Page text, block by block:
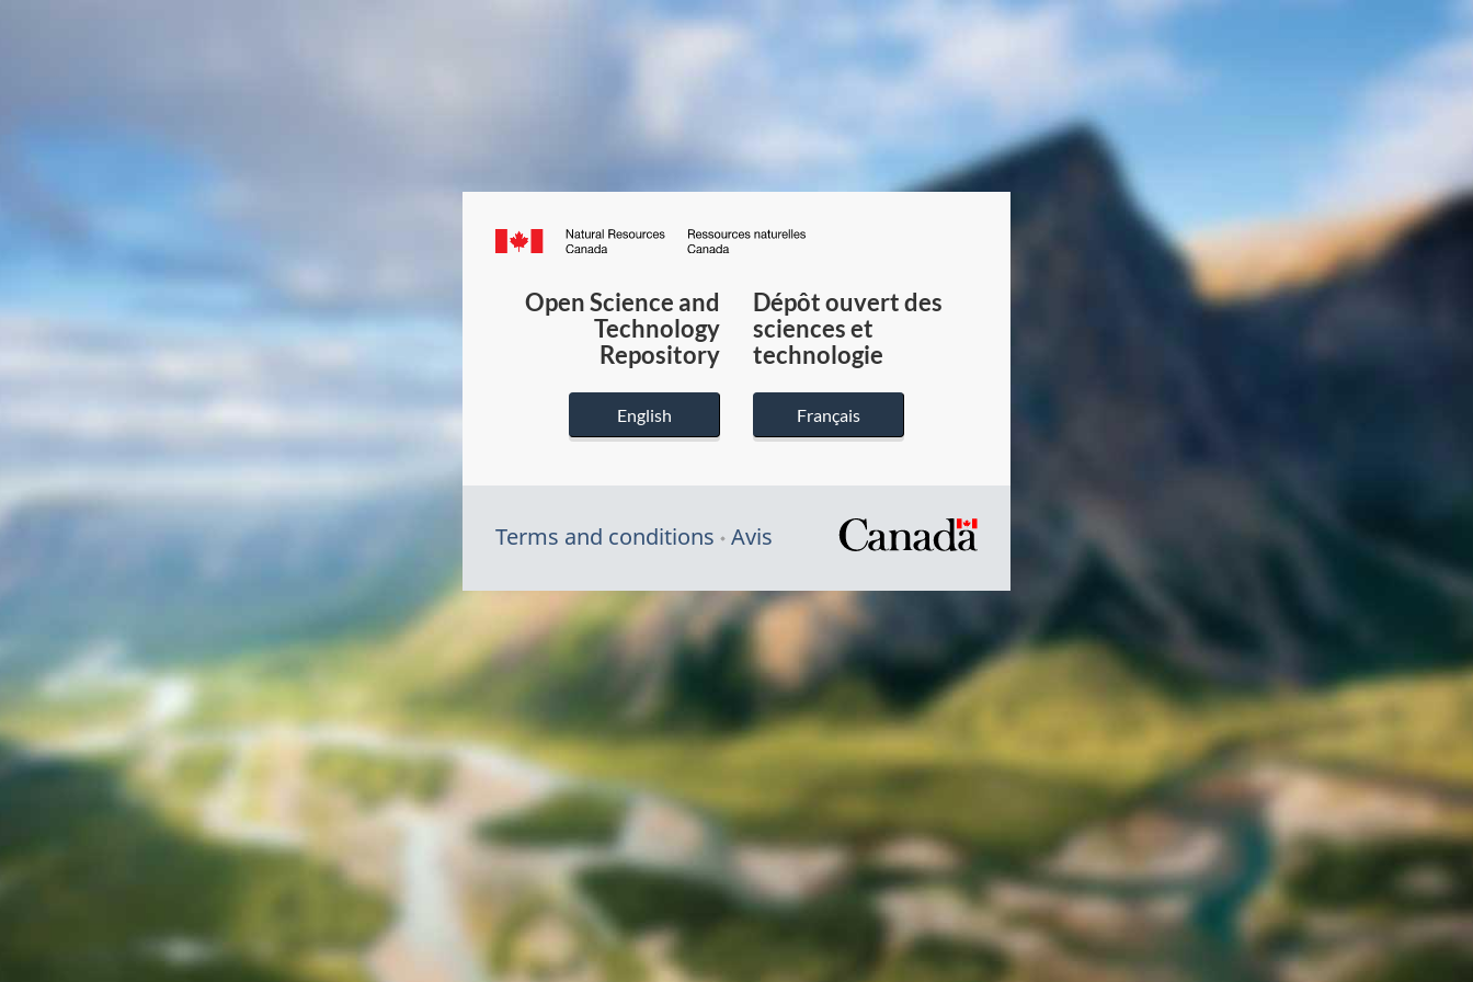
Canada.ca
du
Canada
Open Science and
Technology
Repository
English
Dépôt ouvert des
sciences et
technologie
Français
Terms and conditions Avis
/
gouvernement
du